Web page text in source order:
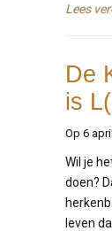
Lees
De
is
Op 6
Wil je
doen?
leven